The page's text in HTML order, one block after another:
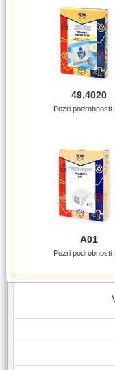
49.4020
Pozri podrobnosti
A01
Pozri podrobnosti